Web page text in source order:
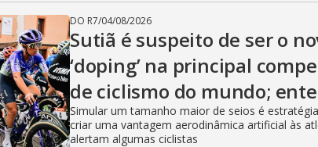
DO R7/04/08/2026
Sutiã é suspeito de ser o
‘doping’ na principal
de ciclismo do mundo;
Simular um tamanho maior de seios é
criar uma vantagem aerodinâmica artificial às
alertam algumas ciclistas